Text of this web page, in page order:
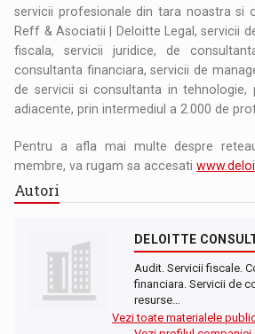
servicii profesionale din tara noastra si
Reff & Asociatii | Deloitte Legal, servicii
fiscala, servicii juridice, de
consultanta financiara, servicii de
de servicii si consultanta in tehnologie,
adiacente, prin intermediul a 2.000 de
Pentru a afla mai multe despre
membre, va rugam sa accesati
Autori
DELOITTE
Audit. Servicii fiscale.
financiara. Servicii de
resurse…
Vezi toate materialele